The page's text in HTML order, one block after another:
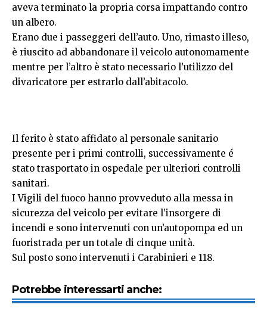
aveva terminato la propria corsa impattando contro
un albero.
Erano due i passeggeri dell’auto. Uno, rimasto illeso,
è riuscito ad abbandonare il veicolo autonomamente
mentre per l’altro è stato necessario l’utilizzo del
divaricatore per estrarlo dall’abitacolo.
Il ferito è stato affidato al personale sanitario
presente per i primi controlli, successivamente é
stato trasportato in ospedale per ulteriori controlli
sanitari.
I Vigili del fuoco hanno provveduto alla messa in
sicurezza del veicolo per evitare l’insorgere di
incendi e sono intervenuti con un’autopompa ed un
fuoristrada per un totale di cinque unità.
Sul posto sono intervenuti i Carabinieri e 118.
Potrebbe interessarti anche: